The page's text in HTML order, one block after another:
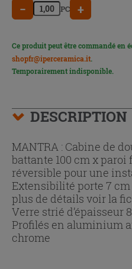
− PC +
Ce produit peut être commandé en
shopfr@iperceramica.it.
Temporairement indisponible.
DESCRIPTION
MANTRA : Cabine de
battante 100 cm x paroi
réversible pour une
Extensibilité porte 7
plus de détails voir la
Verre strié d’épaisseur
Profilés en aluminium
chrome